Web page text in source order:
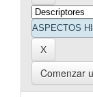
Comenzar